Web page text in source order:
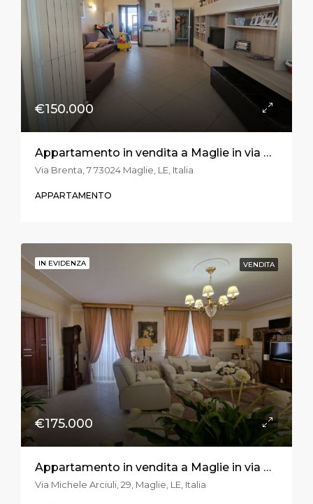
€150.000
Appartamento in vendita a Maglie in via Brenta
Via Brenta, 7 73024 Maglie, LE, Italia
APPARTAMENTO
IN EVIDENZA VENDITA
€175.000
Appartamento in vendita a Maglie in via Arciuli
Via Michele Arciuli, 29, Maglie, LE, Italia